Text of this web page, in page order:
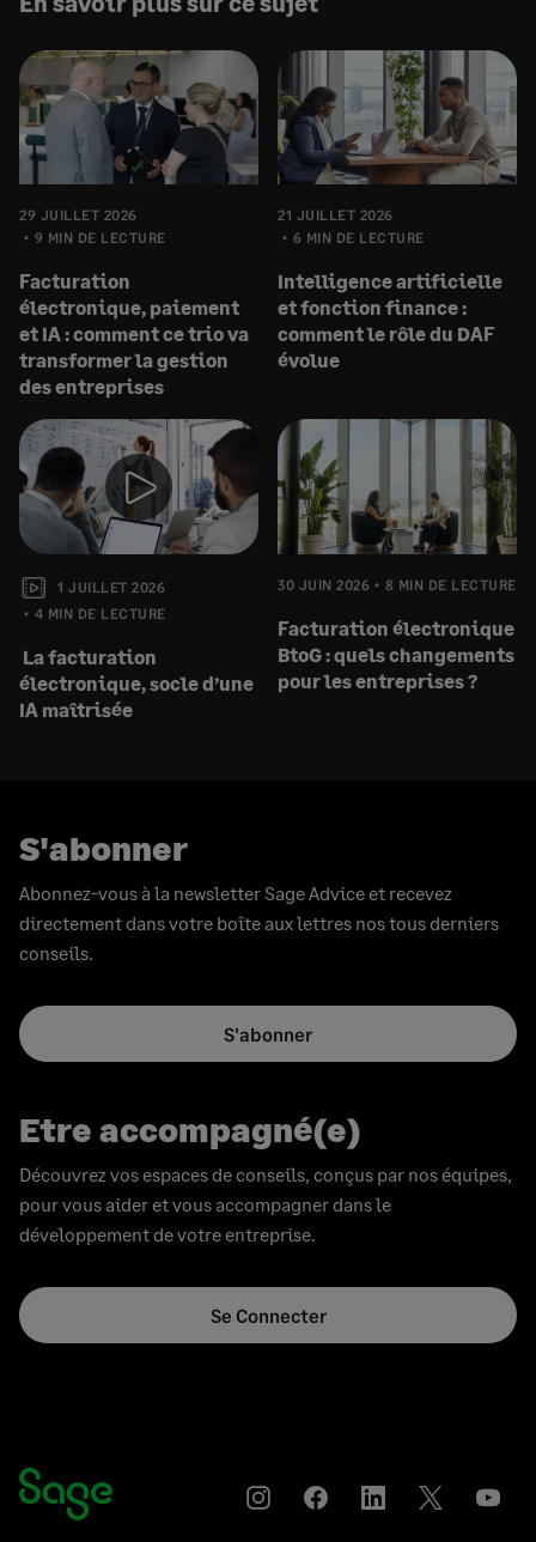
29 JUILLET 2026
9 MIN DE LECTURE
Facturation
électronique, paiement
et IA : comment ce trio va
transformer la gestion
des entreprises
21 JUILLET 2026
6 MIN DE LECTURE
Intelligence artificielle
et fonction finance :
comment le rôle du DAF
évolue
1 JUILLET 2026
4 MIN DE LECTURE
La facturation
électronique, socle d’une
IA maîtrisée
30 JUIN 2026 8 MIN DE LECTURE
Facturation électronique
BtoG : quels changements
pour les entreprises ?
S'abonner
Abonnez-vous à la newsletter Sage Advice et recevez
directement dans votre boîte aux lettres nos tous derniers
conseils.
S'abonner
Etre accompagné(e)
Découvrez vos espaces de conseils, conçus par nos équipes,
pour vous aider et vous accompagner dans le
développement de votre entreprise.
Se Connecter
InstagramPartagerPartagerPartager